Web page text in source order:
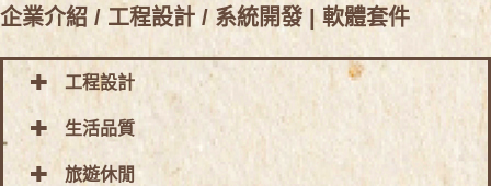
企業介紹 / 工程設計 / 系統開發 | 軟體套件
工程設計
生活品質
旅遊休閒